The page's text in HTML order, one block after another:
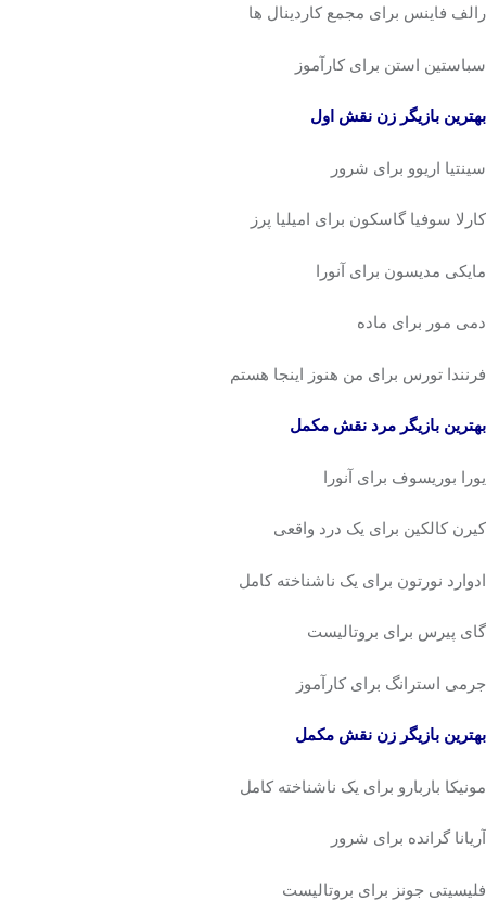
رالف فاینس برای مجمع کاردینال ها
سباستین استن برای کارآموز
بهترین بازیگر زن نقش اول
سینتیا اریوو برای شرور
کارلا سوفیا گاسکون برای امیلیا پرز
مایکی مدیسون برای آنورا
دمی مور برای ماده
فرنندا تورس برای من هنوز اینجا هستم
بهترین بازیگر مرد نقش مکمل
یورا بوریسوف برای آنورا
کیرن کالکین برای یک درد واقعی
ادوارد نورتون برای یک ناشناخته کامل
گای پیرس برای بروتالیست
جرمی استرانگ برای کارآموز
بهترین بازیگر زن نقش مکمل
مونیکا باربارو برای یک ناشناخته کامل
آریانا گرانده برای شرور
فلیسیتی جونز برای بروتالیست